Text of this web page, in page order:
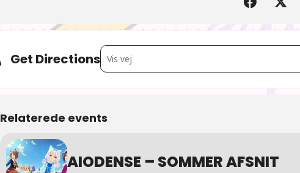
Get DirectionsAddress - AIOdense – Tur til de Japanske Haver
Relaterede events
AIODENSE – SOMMER AFSNIT